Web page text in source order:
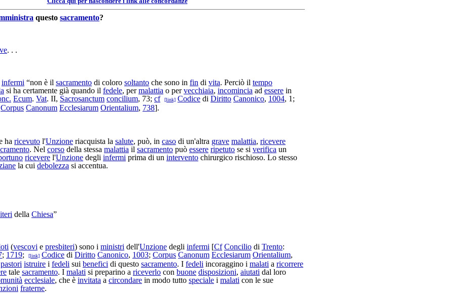
questo sacramento?
. . .
infermi “non è il sacramento di coloro soltanto che sono in fin di vita. Perciò il tempo
si ha certamente già quando il fedele, permalattia o pervecchiaia, incomincia ad essere in
Ecum. Vat. II, Sacrosanctum concilium, 73; cf [link] Codice di Diritto Canonico, 1004, 1;
Corpus Canonum Ecclesiarum Orientalium, 738].
ha ricevuto l'Unzione riacquista la salute, può, in caso di un'altra grave malattia, ricevere
. Nel corso della stessa malattia il sacramento può essere ripetuto se si verifica un
ricevere l'Unzione degli infermi prima di un intervento chirurgico rischioso. Lo stesso
la cui debolezza si accentua.
della Chiesa”
(vescovi e presbiteri) sono i ministri dell'Unzione degli infermi [Cf Concilio di Trento:
; 1719; [link] Codice di Diritto Canonico, 1003; Corpus Canonum Ecclesiarum Orientalium,
pastori istruire i fedeli sui benefici di questo sacramento. I fedeli incoraggino i malati a ricorrere
tale sacramento. I malati si preparino a riceverlo con buone disposizioni, aiutati dal loro
ecclesiale, che è invitata a circondare in modo tutto speciale i malati con le sue
fraterne.